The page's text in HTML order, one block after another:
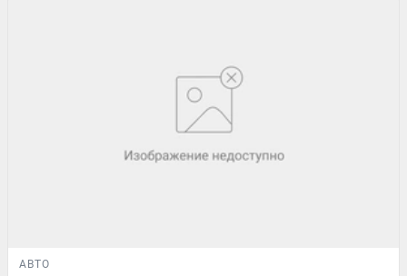
АВТО